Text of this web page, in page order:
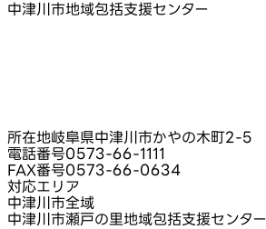
中津川市地域包括支援センター
所在地岐阜県中津川市かやの木町2-5
電話番号0573-66-1111
FAX番号0573-66-0634
対応エリア
中津川市全域
中津川市瀬戸の里地域包括支援センター